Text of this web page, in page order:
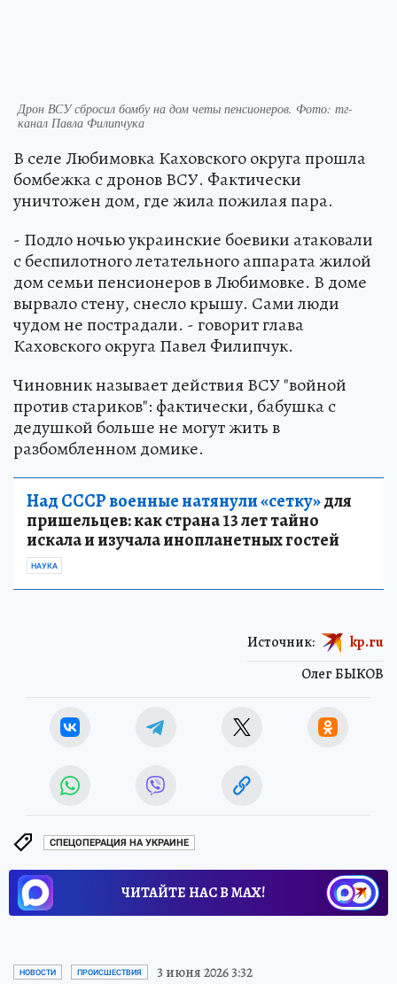
Дрон ВСУ сбросил бомбу на дом четы пенсионеров. Фото: тг-
канал Павла Филипчука
В селе Любимовка Каховского округа прошла
бомбежка с дронов ВСУ. Фактически
уничтожен дом, где жила пожилая пара.
- Подло ночью украинские боевики атаковали
с беспилотного летательного аппарата жилой
дом семьи пенсионеров в Любимовке. В доме
вырвало стену, снесло крышу. Сами люди
чудом не пострадали. - говорит глава
Каховского округа Павел Филипчук.
Чиновник называет действия ВСУ "войной
против стариков": фактически, бабушка с
дедушкой больше не могут жить в
разбомбленном домике.
Над СССР военные натянули «сетку»для
пришельцев: как страна 13 лет тайно
искала и изучала инопланетных гостей
НАУКА
Олег БЫКОВ
Источник: kp.ru
СПЕЦОПЕРАЦИЯ НА УКРАИНЕ
ЧИТАЙТЕ НАС В МАХ!
НОВОСТИ ПРОИСШЕСТВИЯ 3 июня 2026 3:32